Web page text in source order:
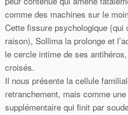
comme des machines sur le
Cette fissure psychologique (qui
raison), Sollima la prolonge et
le cercle intime de ses
croisés.
Il nous présente la cellule
retranchement, mais comme
supplémentaire qui finit par